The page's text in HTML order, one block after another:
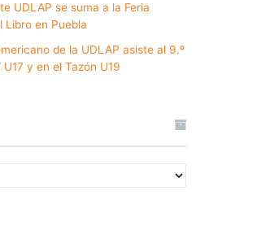
UDLAP se suma a la Feria
Libro en Puebla
de la UDLAP asiste al 9.º
y en el Tazón U19